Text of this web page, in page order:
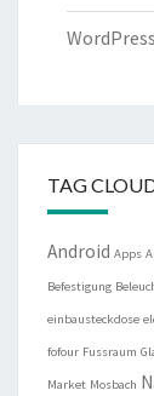
TAG
Android Apps
Befestigung
einbausteckdose
fofour Fussraum
Market Mosbach